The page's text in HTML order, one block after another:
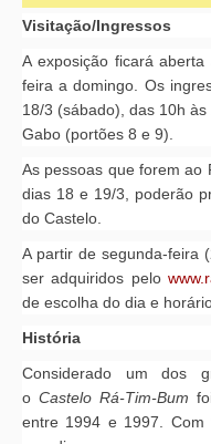
Visitação/Ingressos
A exposição ficará
feira a domingo. Os
18/3 (sábado), das 10h
Gabo (portões 8 e 9).
As pessoas que forem ao
dias 18 e 19/3, poderão
do Castelo.
A partir de segunda-feira
ser adquiridos pelo
de escolha do dia e
História
Considerado um dos
o Castelo Rá-Tim-Bum
entre 1994 e 1997. Com